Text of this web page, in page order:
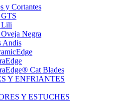
y Cortantes
Lili
Negra
Andis
Cat Blades
Y ENFRIANTES
Y ESTUCHES